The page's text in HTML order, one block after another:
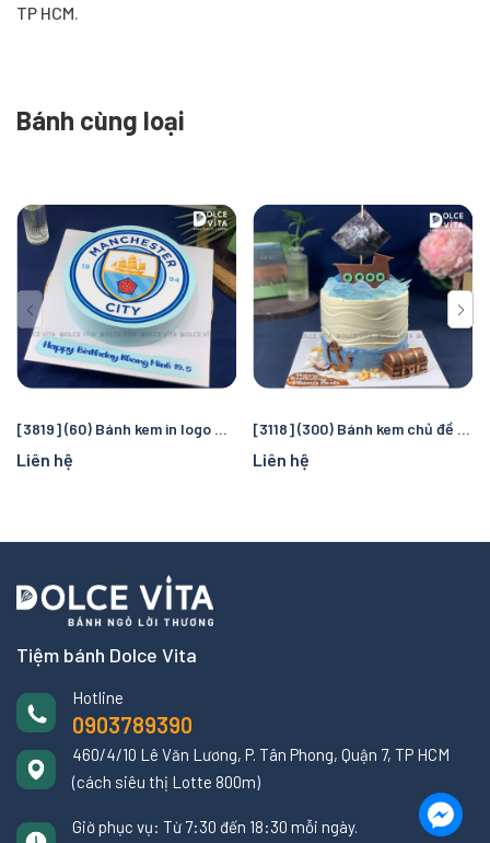
TP HCM.
Bánh cùng loại
[3819] (60) Bánh kem in logo Manchester City – Quà tặng sinh nhật hoàn hảo cho fan bóng đá
Liên hệ
[3118] (300) Bánh kem chủ đề cướp biển và đại dương – Chuyến truy tìm kho báu kỳ thú cho bé
Liên hệ
Tiệm bánh Dolce Vita
Hotline
0903789390
460/4/10 Lê Văn Lương, P. Tân Phong, Quận 7, TP HCM
(cách siêu thị Lotte 800m)
Giờ phục vụ: Từ 7:30 đến 18:30 mỗi ngày.